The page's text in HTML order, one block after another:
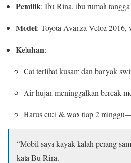
Pemilik: Ibu Rina, ibu rumah
Model: Toyota Avanza Veloz 2016,
Keluhan:
Cat terlihat kusam dan banyak
Air hujan meninggalkan bercak
Harus cuci & wax tiap 2
“Mobil saya kayak kalah perang
kata Bu Rina.